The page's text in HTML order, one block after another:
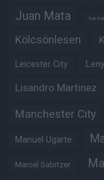
Juan Mata Karl
Kölcsönlesen
Leicester City
Lisandro Martinez
Manchester City
Manuel Ugarte
Marcel Sabitzer